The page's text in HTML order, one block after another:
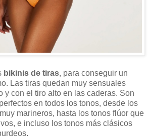
bikinis de tiras, para conseguir un
Las tiras quedan muy sensuales
y con el tiro alto en las caderas. Son
en todos los tonos, desde los
marineros, hasta los tonos flúor que
e incluso los tonos más clásicos